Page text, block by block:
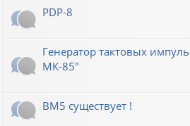
PDP-8
Генератор тактовых
МК-85"
ВМ5 существует !